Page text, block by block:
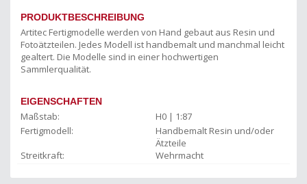
PRODUKTBESCHREIBUNG
Artitec Fertigmodelle werden von Hand gebaut aus Resin und
Fotoätzteilen. Jedes Modell ist handbemalt und manchmal leicht
gealtert. Die Modelle sind in einer hochwertigen
Sammlerqualität.
EIGENSCHAFTEN
Maßstab:
H0 | 1:87
Fertigmodell:
Handbemalt Resin und/oder
Ätzteile
Streitkraft:
Wehrmacht